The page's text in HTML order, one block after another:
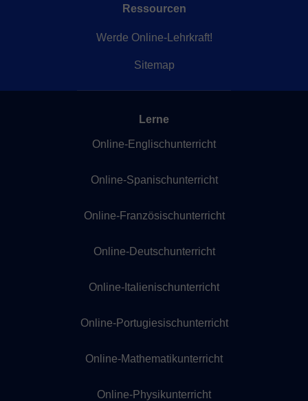
Ressourcen
Werde Online-Lehrkraft!
Sitemap
Lerne
Online-Englischunterricht
Online-Spanischunterricht
Online-Französischunterricht
Online-Deutschunterricht
Online-Italienischunterricht
Online-Portugiesischunterricht
Online-Mathematikunterricht
Online-Physikunterricht